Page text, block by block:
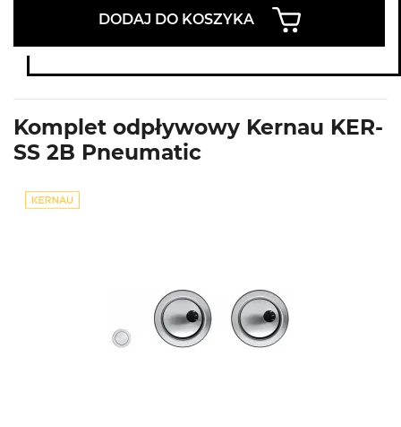
DODAJ DO KOSZYKA
Komplet odpływowy Kernau KER-
SS 2B Pneumatic